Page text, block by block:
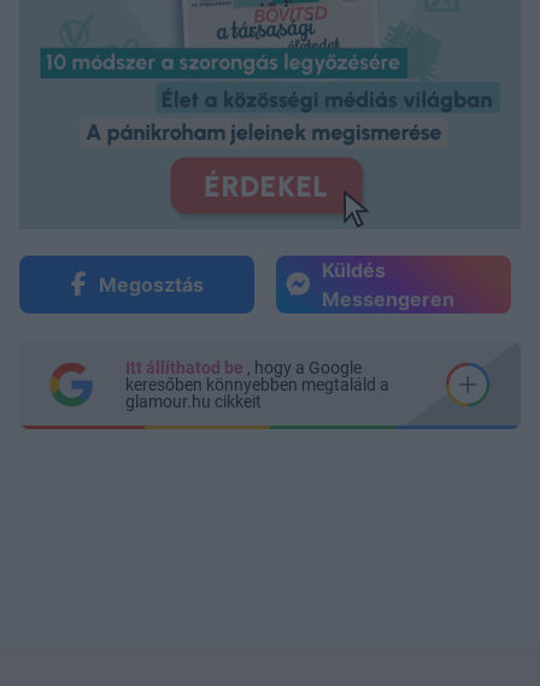
Megosztás
Küldés
Messengeren
Itt állíthatod be , hogy a Google
keresőben könnyebben megtaláld a
glamour.hu cikkeit